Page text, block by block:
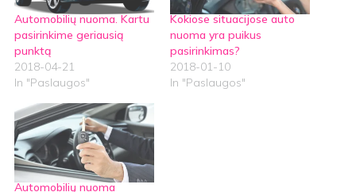
Automobilių nuoma. Kartu
pasirinkime geriausią
punktą
2018-04-21
In "Paslaugos"
Kokiose situacijose auto
nuoma yra puikus
pasirinkimas?
2018-01-10
In "Paslaugos"
Automobilių nuoma